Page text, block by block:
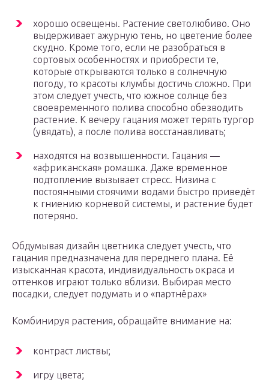
хорошо освещены. Растение светолюбиво. Оно
выдерживает ажурную тень, но цветение более
скудно. Кроме того, если не разобраться в
сортовых особенностях и приобрести те,
которые открываются только в солнечную
погоду, то красоты клумбы достичь сложно. При
этом следует учесть, что южное солнце без
своевременного полива способно обезводить
растение. К вечеру гацания может терять тургор
(увядать), а после полива восстанавливать;
находятся на возвышенности. Гацания —
«африканская» ромашка. Даже временное
подтопление вызывает стресс. Низина с
постоянными стоячими водами быстро приведёт
к гниению корневой системы, и растение будет
потеряно.
Обдумывая дизайн цветника следует учесть, что
гацания предназначена для переднего плана. Её
изысканная красота, индивидуальность окраса и
оттенков играют только вблизи. Выбирая место
посадки, следует подумать и о «партнёрах»
Комбинируя растения, обращайте внимание на:
контраст листвы;
игру цвета;